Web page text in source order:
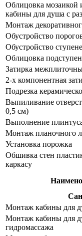
Облицовка мозаикой
кабины для душа с
Монтаж
Обустройство
Обустройство
Облицовка
Затирка
2-х компонентная
Подрезка
Выпиливание
0,5 см)
Выполнение
Монтаж планочного
Установка порожка
Обшивка стен
каркасу
Монтаж кабины для
Монтаж кабины для
гидромассажа